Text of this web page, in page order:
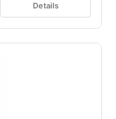
Details